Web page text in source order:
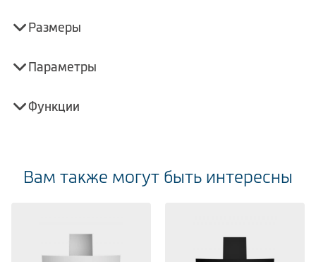
Размеры
Параметры
Функции
Вам также могут быть интересны